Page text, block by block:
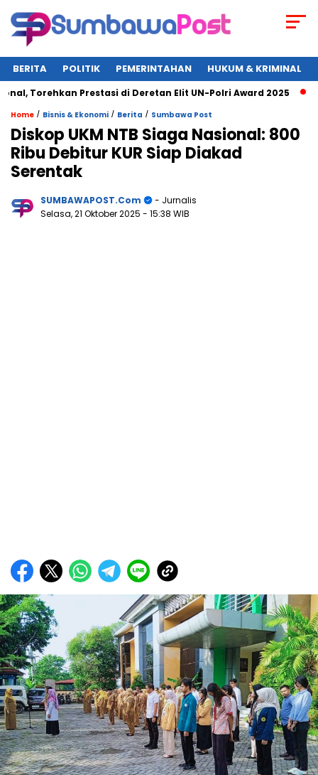
BERITA POLITIK PEMERINTAHAN HUKUM & KRIMINAL
Torehkan Prestasi di Deretan Elit UN-Polri Award 2025
Home / Bisnis & Ekonomi / Berita / Sumbawa Post
Diskop UKM NTB Siaga Nasional: 800
Ribu Debitur KUR Siap Diakad
Serentak
SUMBAWAPOST.com
- Jurnalis
Selasa, 21 Oktober 2025 - 15:38 WIB